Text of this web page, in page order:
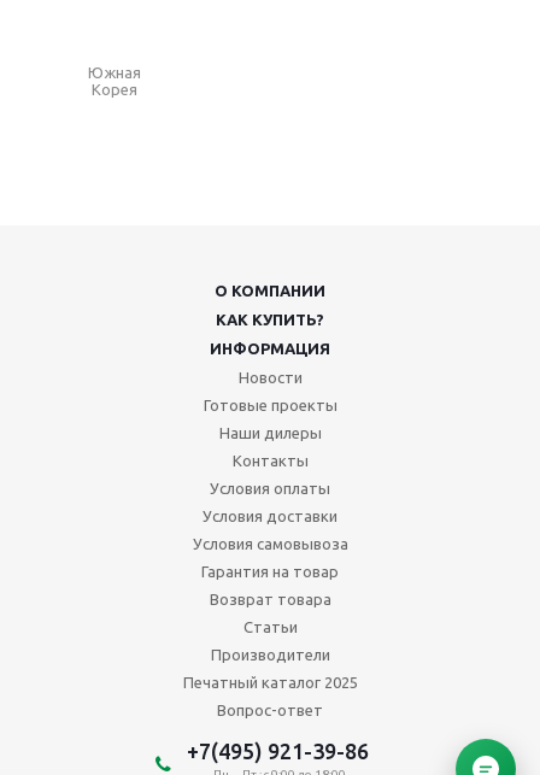
Южная
Корея
О КОМПАНИИ
КАК КУПИТЬ?
ИНФОРМАЦИЯ
Новости
Готовые проекты
Наши дилеры
Контакты
Условия оплаты
Условия доставки
Условия самовывоза
Гарантия на товар
Возврат товара
Статьи
Производители
Печатный каталог 2025
Вопрос-ответ
+7(495) 921-39-86